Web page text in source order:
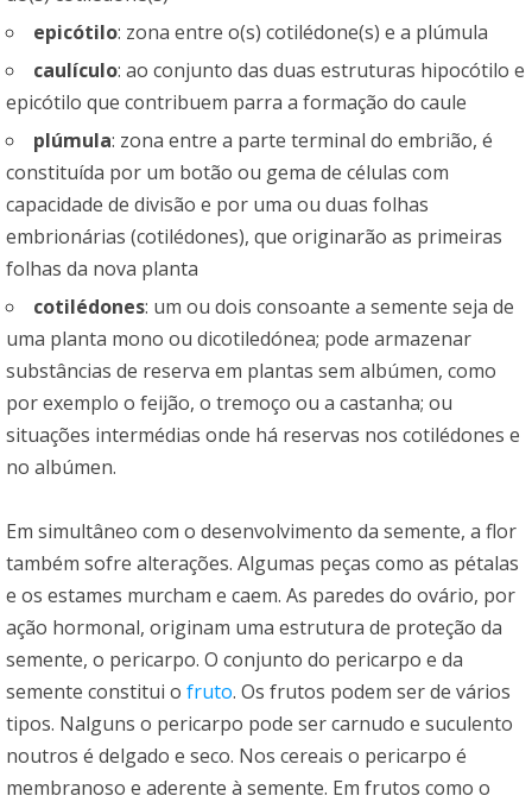
epicótilo: zona entre o(s) cotilédone(s) e a plúmula
caulículo: ao conjunto das duas estruturas hipocótilo e
epicótilo que contribuem parra a formação do caule
plúmula: zona entre a parte terminal do embrião, é
constituída por um botão ou gema de células com
capacidade de divisão e por uma ou duas folhas
embrionárias (cotilédones), que originarão as primeiras
folhas da nova planta
cotilédones: um ou dois consoante a semente seja de
uma planta mono ou dicotiledónea; pode armazenar
substâncias de reserva em plantas sem albúmen, como
por exemplo o feijão, o tremoço ou a castanha; ou
situações intermédias onde há reservas nos cotilédones e
no albúmen.
Em simultâneo com o desenvolvimento da semente, a flor
também sofre alterações. Algumas peças como as pétalas
e os estames murcham e caem. As paredes do ovário, por
ação hormonal, originam uma estrutura de proteção da
semente, o pericarpo. O conjunto do pericarpo e da
semente constitui o fruto. Os frutos podem ser de vários
tipos. Nalguns o pericarpo pode ser carnudo e suculento
noutros é delgado e seco. Nos cereais o pericarpo é
membranoso e aderente à semente. Em frutos como o